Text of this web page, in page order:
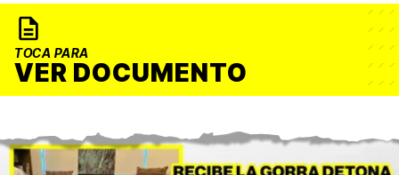
TOCA PARA
VER DOCUMENTO